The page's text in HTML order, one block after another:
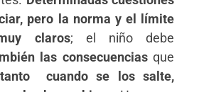
pero la norma y el límite
claros; el niño debe
las consecuenciasque
tanto cuando se los salte,